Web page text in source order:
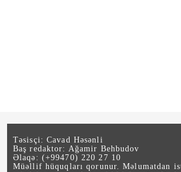
Təsisçi: Cavad Həsənli
Baş redaktor: Ağamir Behbudov
Əlaqə: (+99470) 220 27 10
Müəllif hüquqları qorunur. Məlumatdan